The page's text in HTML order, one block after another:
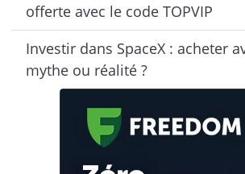
offerte avec le code TOPVIP
Investir dans SpaceX : acheter
mythe ou réalité ?